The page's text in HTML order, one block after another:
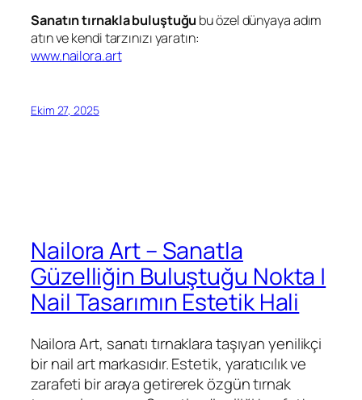
Sanatın tırnakla buluştuğu bu özel dünyaya adım
atın ve kendi tarzınızı yaratın:
www.nailora.art
Ekim 27, 2025
Nailora Art – Sanatla
Güzelliğin Buluştuğu Nokta |
Nail Tasarımın Estetik Hali
Nailora Art, sanatı tırnaklara taşıyan yenilikçi
bir nail art markasıdır. Estetik, yaratıcılık ve
zarafeti bir araya getirerek özgün tırnak